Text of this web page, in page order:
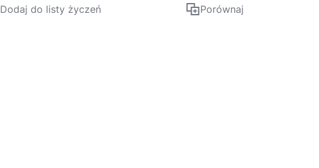
Dodaj do listy życzeń
Porównaj